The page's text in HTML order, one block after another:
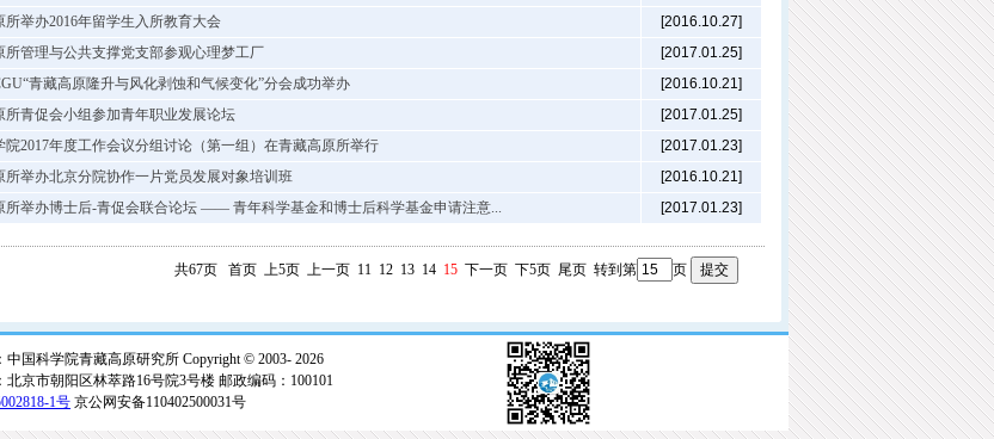
所举办2016年留学生入所教育大会
[2016.10.27]
所管理与公共支撑党支部参观心理梦工厂
[2017.01.25]
青藏高原隆升与风化剥蚀和气候变化”分会成功举办
[2016.10.21]
所青促会小组参加青年职业发展论坛
[2017.01.25]
院2017年度工作会议分组讨论（第一组）在青藏高原所举行
[2017.01.23]
所举办北京分院协作一片党员发展对象培训班
[2016.10.21]
所举办博士后-青促会联合论坛 —— 青年科学基金和博士后科学基金申请注意... [2017.01.23]
共67页 首页 上5页 上一页 11 12 13 14 15 下一页 下5页 尾页 转到第 页
中国科学院青藏高原研究所 Copyright © 2003- 2026
北京市朝阳区林萃路16号院3号楼 邮政编码：100101
1号 京公网安备110402500031号